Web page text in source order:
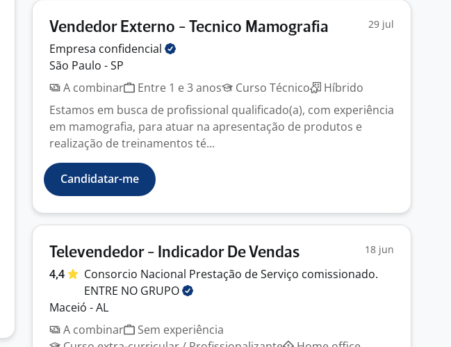
Vendedor Externo - Tecnico Mamografia 29 jul
Empresa confidencial
São Paulo - SP
A combinar
Entre 1 e 3 anos Curso Técnico
Híbrido
Estamos em busca de profissional qualificado(a), com experiência
em mamografia, para atuar na apresentação de produtos e
realização de treinamentos té...
Candidatar-me
Televendedor - Indicador De Vendas 18 jun
4,4
Consorcio Nacional Prestação de Serviço comissionado.
ENTRE NO GRUPO
Maceió - AL
A combinar
Sem experiência